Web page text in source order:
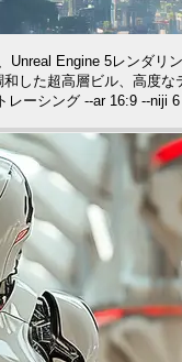
Unreal Engine 5レンダリ
した超高層ビル、高度な
レーシング --ar 16:9 --niji